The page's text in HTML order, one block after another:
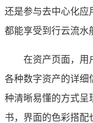
还是参与去中心化应
都能享受到行云流水
在资产页面，用
各种数字资产的详细
种清晰易懂的方式呈
书，界面的色彩搭配